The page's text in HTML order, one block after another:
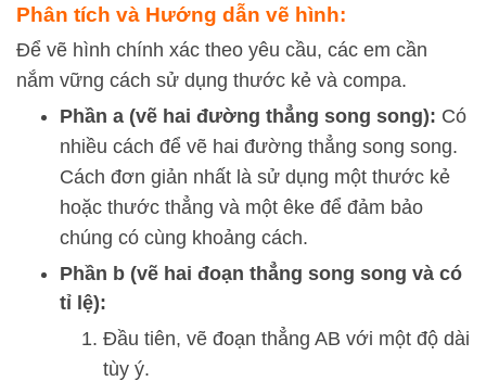
Phân tích và Hướng dẫn vẽ hình:
Để vẽ hình chính xác theo yêu cầu, các em cần
nắm vững cách sử dụng thước kẻ và compa.
Phần a (vẽ hai đường thẳng song song): Có
nhiều cách để vẽ hai đường thẳng song song.
Cách đơn giản nhất là sử dụng một thước kẻ
hoặc thước thẳng và một êke để đảm bảo
chúng có cùng khoảng cách.
Phần b (vẽ hai đoạn thẳng song song và có
tỉ lệ):
Đầu tiên, vẽ đoạn thẳng AB với một độ dài
tùy ý.